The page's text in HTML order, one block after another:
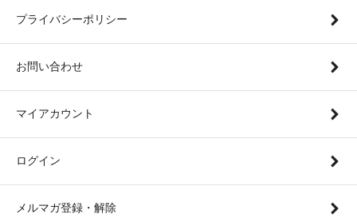
プライバシーポリシー
お問い合わせ
マイアカウント
ログイン
メルマガ登録・解除